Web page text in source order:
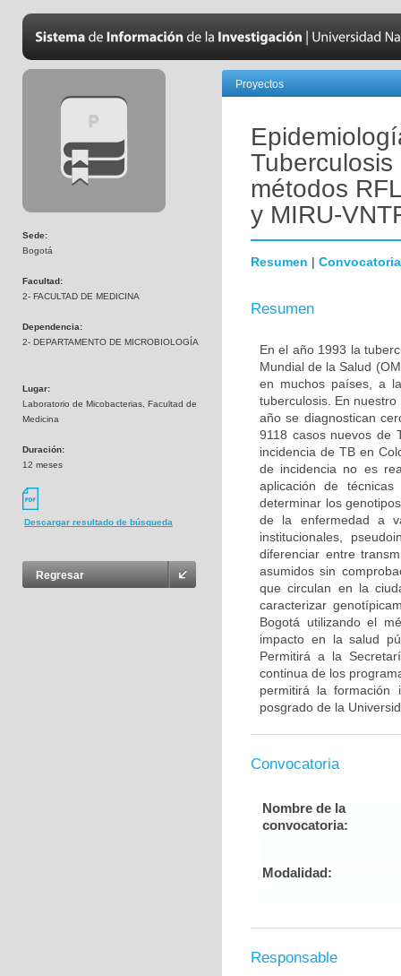
Sede:
Bogotá
Facultad:
2- FACULTAD DE MEDICINA
Dependencia:
2- DEPARTAMENTO DE MICROBIOLOGÍA
Lugar:
Laboratorio de Micobacterias, Facultad de
Medicina
Duración:
12 meses
Descargar resultado de búsqueda
Regresar
Proyectos
métodos
y MIRU-
Resumen | Convocatoria
Resumen
En el año 1993 la
Mundial de la Salud
en muchos países, a
tuberculosis. En
año se diagnostican
9118 casos nuevos de
incidencia de TB en
de incidencia no es
aplicación de
determinar los
de la enfermedad a
institucionales,
diferenciar entre
asumidos sin
que circulan en la
caracterizar
Bogotá utilizando el
impacto en la salud
Permitirá a la
continua de los
permitirá la formación
posgrado de la
Convocatoria
Nombre de la
convocatoria:
Modalidad:
Responsable